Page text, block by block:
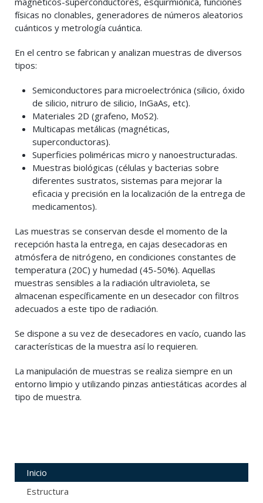
físicas no clonables, generadores de números aleatorios
cuánticos y metrología cuántica.
En el centro se fabrican y analizan muestras de diversos
tipos:
Semiconductores para microelectrónica (silicio, óxido
de silicio, nitruro de silicio, InGaAs, etc).
Materiales 2D (grafeno, MoS2).
Multicapas metálicas (magnéticas,
superconductoras).
Superficies poliméricas micro y nanoestructuradas.
Muestras biológicas (células y bacterias sobre
diferentes sustratos, sistemas para mejorar la
eficacia y precisión en la localización de la entrega de
medicamentos).
Las muestras se conservan desde el momento de la
recepción hasta la entrega, en cajas desecadoras en
atmósfera de nitrógeno, en condiciones constantes de
temperatura (20C) y humedad (45-50%). Aquellas
muestras sensibles a la radiación ultravioleta, se
almacenan específicamente en un desecador con filtros
adecuados a este tipo de radiación.
Se dispone a su vez de desecadores en vacío, cuando las
características de la muestra así lo requieren.
La manipulación de muestras se realiza siempre en un
entorno limpio y utilizando pinzas antiestáticas acordes al
tipo de muestra.
Inicio
Estructura